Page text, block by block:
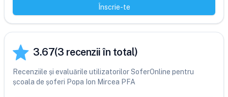
Înscrie-te
3.67(3 recenzii în total)
Recenziile și evaluările utilizatorilor SoferOnline pentru
școala de șoferi Popa Ion Mircea PFA